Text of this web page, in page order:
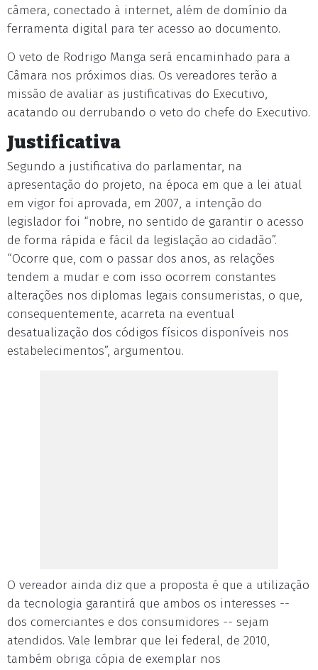
câmera, conectado à internet, além de domínio da
ferramenta digital para ter acesso ao documento.
O veto de Rodrigo Manga será encaminhado para a
Câmara nos próximos dias. Os vereadores terão a
missão de avaliar as justificativas do Executivo,
acatando ou derrubando o veto do chefe do Executivo.
Justificativa
Segundo a justificativa do parlamentar, na
apresentação do projeto, na época em que a lei atual
em vigor foi aprovada, em 2007, a intenção do
legislador foi “nobre, no sentido de garantir o acesso
de forma rápida e fácil da legislação ao cidadão”.
“Ocorre que, com o passar dos anos, as relações
tendem a mudar e com isso ocorrem constantes
alterações nos diplomas legais consumeristas, o que,
consequentemente, acarreta na eventual
desatualização dos códigos físicos disponíveis nos
estabelecimentos”, argumentou.
O vereador ainda diz que a proposta é que a utilização
da tecnologia garantirá que ambos os interesses --
dos comerciantes e dos consumidores -- sejam
atendidos. Vale lembrar que lei federal, de 2010,
também obriga cópia de exemplar nos